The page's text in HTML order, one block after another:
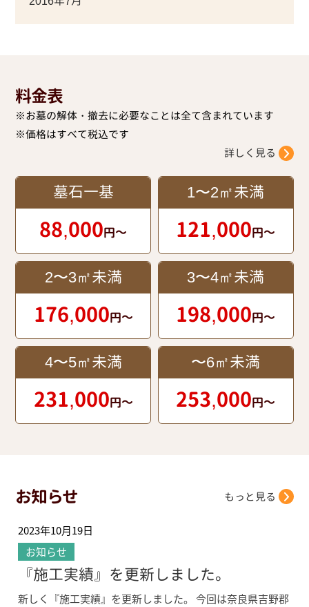
料金表
※お墓の解体・撤去に必要なことは全て含まれています
※価格はすべて税込です
詳しく見る
墓石一基
88,000円～
1〜2㎡未満
121,000円～
2〜3㎡未満
176,000円～
3〜4㎡未満
198,000円～
4〜5㎡未満
231,000円～
〜6㎡未満
253,000円～
お知らせ もっと見る
2023年10月19日
お知らせ
『施工実績』を更新しました。
新しく『施工実績』を更新しました。 今回は奈良県吉野郡